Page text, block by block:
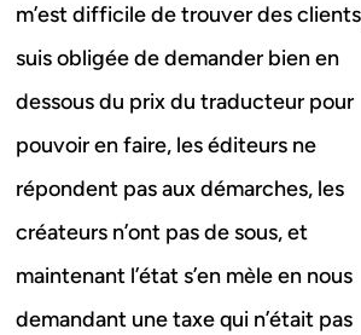
m’est difficile de trouver des
suis obligée de demander bien en
dessous du prix du traducteur pour
pouvoir en faire, les éditeurs ne
répondent pas aux démarches, les
créateurs n’ont pas de sous, et
maintenant l’état s’en mèle en nous
demandant une taxe qui n’était pas